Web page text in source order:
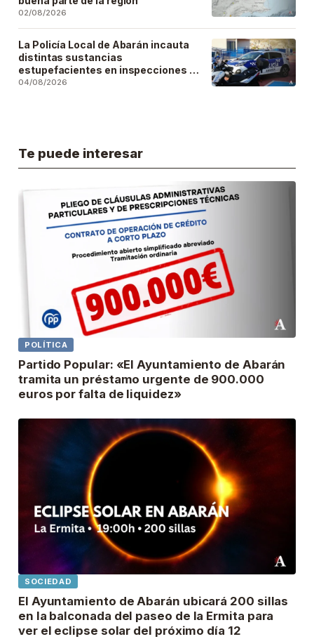
02/08/2026
La Policía Local de Abarán incauta
distintas sustancias
estupefacientes en inspecciones a
locales públicos del municipio
04/08/2026
Te puede interesar
POLÍTICA
Partido Popular: «El Ayuntamiento de Abarán
tramita un préstamo urgente de 900.000
euros por falta de liquidez»
SOCIEDAD
El Ayuntamiento de Abarán ubicará 200 sillas
en la balconada del paseo de la Ermita para
ver el eclipse solar del próximo día 12